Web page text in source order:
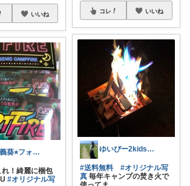
いいね
夏優義葵⭐︎フォロワー購入様感謝😃
れ！綺麗に梱包
#オリジナル写
コレ いいね
ゆいぴー2kidsママ★
#送料無料
#オリジナル写
真 毎年キャンプの焚き火で